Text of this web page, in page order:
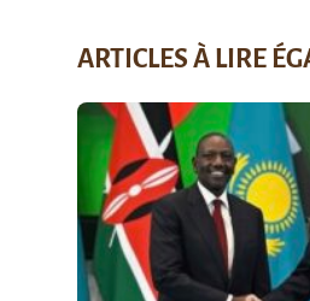
ARTICLES À LIRE